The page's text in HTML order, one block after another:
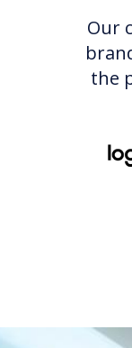
Our
the